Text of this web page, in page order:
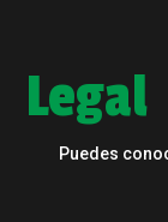
Legal
Puedes